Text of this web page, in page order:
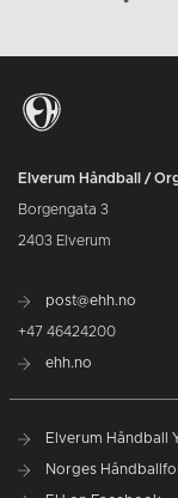
Elverum Håndball /
Borgengata 3
2403 Elverum
post@ehh.no
+47 46424200
ehh.no
Elverum Håndball
Norges